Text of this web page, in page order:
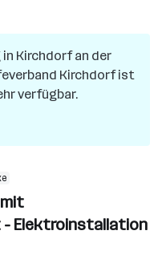
an
der
Krems
in Kirchdorf an der
Kirchdorfist
verfügbar.
Elektroinstallation